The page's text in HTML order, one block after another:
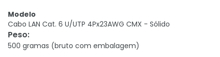
Modelo
Cabo LAN Cat. 6 U/UTP 4Px23AWG CMX - Sólido
Peso:
500 gramas (bruto com embalagem)